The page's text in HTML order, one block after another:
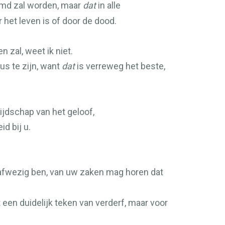
zal worden, maar datin alle
leven is of door de dood.
zal, weet ik niet.
te zijn, want datis verreweg het beste,
van het geloof,
bij u.
ben, van uw zaken mag horen dat
duidelijk teken van verderf, maar voor